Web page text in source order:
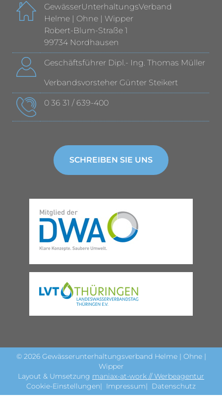
GewässerUnterhaltungsVerband
Helme | Ohne | Wipper
Robert-Blum-Straße 1
99734 Nordhausen
Geschäftsführer Dipl.- Ing. Thomas Müller
Verbandsvorsteher Günter Steikert
0 36 31 / 639-400
SCHREIBEN SIE UNS
© 2026 Gewässerunterhaltungsverband Helme | Ohne |
Wipper
Layout & Umsetzung maniax-at-work // Werbeagentur
Cookie-Einstellungen
Impressum Datenschutz